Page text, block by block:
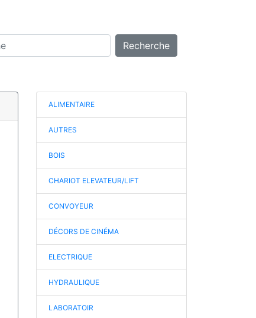
Recherche
ALIMENTAIRE
AUTRES
BOIS
CHARIOT ELEVATEUR/LIFT
CONVOYEUR
DÉCORS DE CINÉMA
ELECTRIQUE
HYDRAULIQUE
LABORATOIR